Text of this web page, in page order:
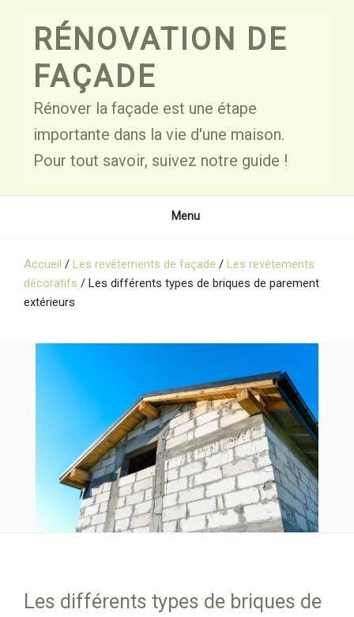
contentRÉNOVATION DE
FAÇADE
Rénover la façade est une étape
importante dans la vie d'une maison.
Pour tout savoir, suivez notre guide !
Menu
Accueil / Les revêtements de façade / Les revêtements
décoratifs / Les différents types de briques de parement
extérieurs
Les différents types de briques de